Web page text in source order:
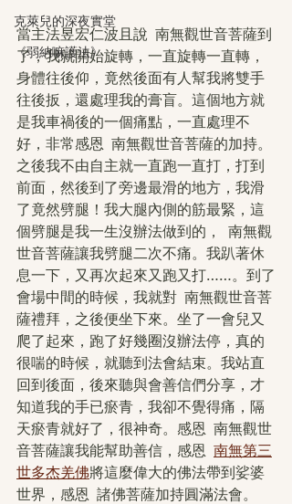
克萊兒的深夜實堂
《弱納嘛護法》
當主法昱宏仁波且說  南無觀世音菩薩到
了，我就開始旋轉，一直旋轉一直轉，
身體往後仰，竟然後面有人幫我將雙手
往後扳，還處理我的膏盲。這個地方就
是我車禍後的一個痛點，一直處理不
好，非常感恩  南無觀世音菩薩的加持。
之後我不由自主就一直跑一直打，打到
前面，然後到了旁邊最滑的地方，我滑
了竟然劈腿！我大腿內側的筋最緊，這
個劈腿是我一生沒辦法做到的，  南無觀
世音菩薩讓我劈腿二次不痛。我趴著休
息一下，又再次起來又跑又打……。到了
會場中間的時候，我就對  南無觀世音菩
薩禮拜，之後便坐下來。坐了一會兒又
爬了起來，跑了好幾圈沒辦法停，真的
很喘的時候，就聽到法會結束。我站直
回到後面，後來聽與會善信們分享，才
知道我的手已瘀青，我卻不覺得痛，隔
天瘀青就好了，很神奇。感恩  南無觀世
音菩薩讓我能幫助善信，感恩 南無第三
世多杰羌佛將這麼偉大的佛法帶到娑婆
世界，感恩  諸佛菩薩加持圓滿法會。